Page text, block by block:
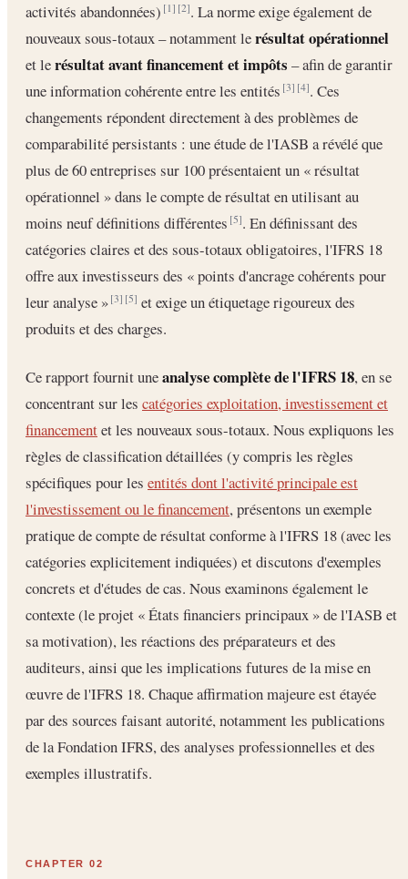
activités abandonnées)[1] [2]. La norme exige également de
nouveaux sous-totaux – notamment lerésultat opérationnel
et lerésultat avant financement et impôts – afin de garantir
une information cohérente entre les entités[3] [4]. Ces
changements répondent directement à des problèmes de
comparabilité persistants : une étude de l'IASB a révélé que
plus de 60 entreprises sur 100 présentaient un « résultat
opérationnel » dans le compte de résultat en utilisant au
moins neuf définitions différentes[5]. En définissant des
catégories claires et des sous-totaux obligatoires, l'IFRS 18
offre aux investisseurs des « points d'ancrage cohérents pour
leur analyse »[3] [5] et exige un étiquetage rigoureux des
produits et des charges.
Ce rapport fournit uneanalyse complète de l'IFRS 18, en se
concentrant sur les catégories exploitation, investissement et
financementet les nouveaux sous-totaux. Nous expliquons les
règles de classification détaillées (y compris les règles
spécifiques pour les entités dont l'activité principale est
l'investissement ou le financement, présentons un exemple
pratique de compte de résultat conforme à l'IFRS 18 (avec les
catégories explicitement indiquées) et discutons d'exemples
concrets et d'études de cas. Nous examinons également le
contexte (le projet « États financiers principaux » de l'IASB et
sa motivation), les réactions des préparateurs et des
auditeurs, ainsi que les implications futures de la mise en
œuvre de l'IFRS 18. Chaque affirmation majeure est étayée
par des sources faisant autorité, notamment les publications
de la Fondation IFRS, des analyses professionnelles et des
exemples illustratifs.